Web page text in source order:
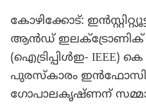
കോഴിക്കോട്:
ആന്‍ഡ് ഇലക്ട്രോണിക്
(ഐട്രിപ്പിള്‍ഇ- IEEE) കെ
പുരസ്‌കാരം
ഗോപാലകൃഷ്ണന്